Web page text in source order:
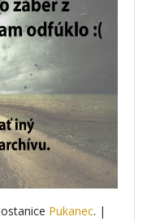
Pukanec. |